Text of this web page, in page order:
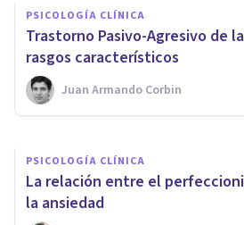
PSICOLOGÍA CLÍNICA
​Trastorno Pasivo-Agresivo de
rasgos característicos
Juan Armando Corbin
Suicidios: datos,
trastornos mentales
Antònia Rayó Bauzà
PSICOLOGÍA CLÍNICA
La relación entre el
la ansiedad